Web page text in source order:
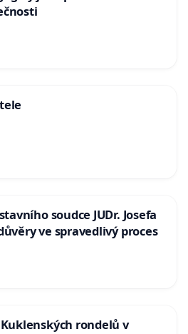
soudce JUDr. Josefa
ve spravedlivý proces
rondelů v